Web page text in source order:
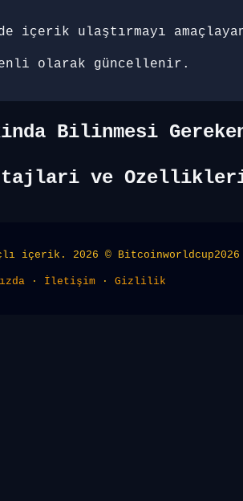
içerik ulaştırmayı
olarak güncellenir.
Bilinmesi
ve
içerik. 2026 © Bitcoinworldcup2026
· İletişim · Gizlilik